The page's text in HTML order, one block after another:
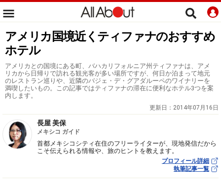
アメリカ国境近くティファナのおすすめ
ホテル
アメリカとの国境にある町、バハカリフォルニア州ティファナは、アメ
リカから日帰りで訪れる観光客が多い場所ですが、何日か泊まって地元
のレストラン巡りや、近隣のバジェ・デ・グアダルーペのワイナリーを
満喫したいもの。この記事ではティファナの滞在に便利なホテル3つを案
内します。
更新日： 2014年07月16日
長屋 美保
メキシコ ガイド
首都メキシコシティ在住のフリーライターが、現地発信だから
こそ伝えられる情報や、旅のヒントを教えます。
プロフィール詳細
執筆記事一覧